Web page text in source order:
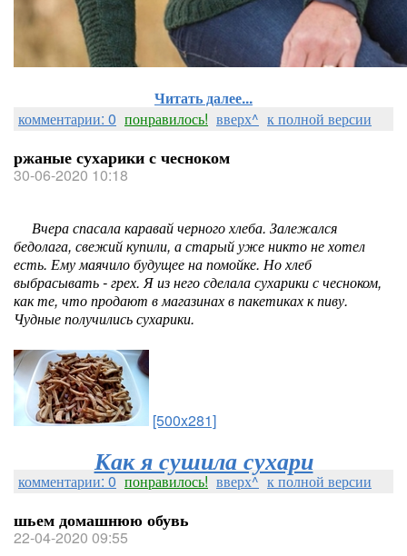
Читать далее...
комментарии: 0 понравилось! вверх^ к полной версии
ржаные сухарики с чесноком
30-06-2020 10:18
Вчера спасала каравай черного хлеба. Залежался
бедолага, свежий купили, а старый уже никто не хотел
есть. Ему маячило будущее на помойке. Но хлеб
выбрасывать - грех. Я из него сделала сухарики с чесноком,
как те, что продают в магазинах в пакетиках к пиву.
Чудные получились сухарики.
[500x281]
Как я сушила сухари
комментарии: 0 понравилось! вверх^ к полной версии
шьем домашнюю обувь
22-04-2020 09:55